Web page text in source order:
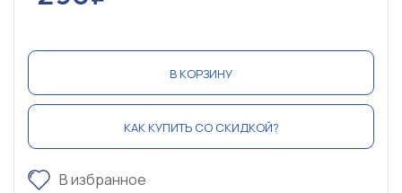
В КОРЗИНУ
КАК КУПИТЬ СО СКИДКОЙ?
В избранное